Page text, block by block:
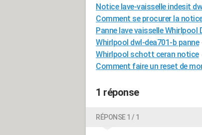
Notice lave-vaisselle indesit
Comment se procurer la
Panne lave vaisselle Whirlpool
Whirlpool dwl-dea701-b panne
Whirlpool schott ceran notice
Comment faire un reset de
1 réponse
RÉPONSE 1 / 1